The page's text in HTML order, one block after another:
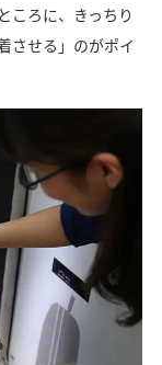
ころに、きっちり
させる」のがポイ